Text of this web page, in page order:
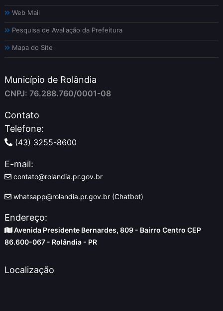
Web Mail
Pesquisa de Avaliação da Prefeitura
Mapa do Site
Município de Rolândia
CNPJ: 76.288.760/0001-08
Contato
Telefone:
(43) 3255-8600
E-mail:
contato@rolandia.pr.gov.br
whatsapp@rolandia.pr.gov.br (Chatbot)
Endereço:
Avenida Presidente Bernardes, 809 - Bairro Centro CEP
86.600-067 - Rolândia - PR
Localização